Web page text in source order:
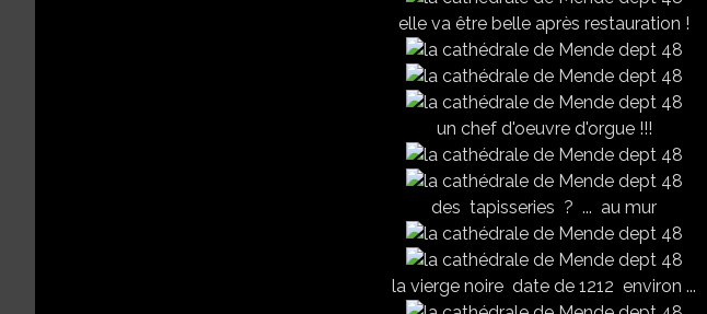
elle va être belle après restauration !
un chef d'oeuvre d'orgue !!!
des tapisseries ? ... au mur
la vierge noire date de 1212 environ ...